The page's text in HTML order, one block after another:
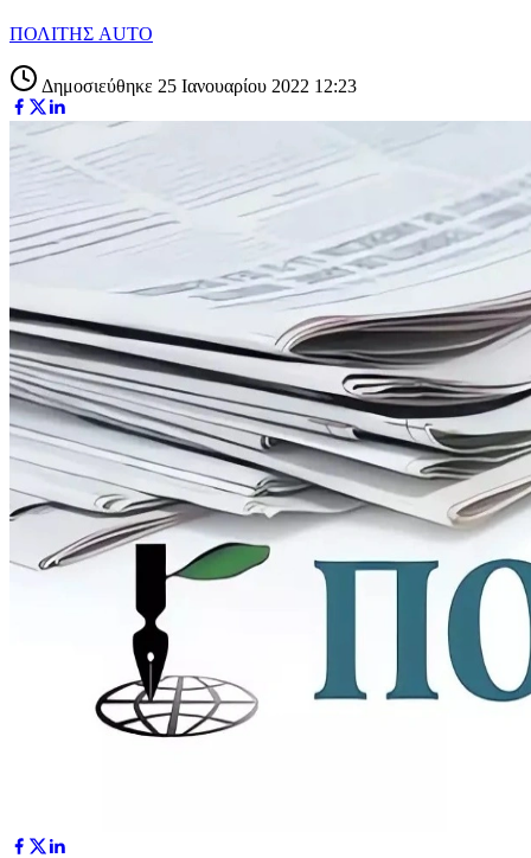
ΠΟΛΙΤΗΣ AUTO
Δημοσιεύθηκε 25 Ιανουαρίου 2022 12:23